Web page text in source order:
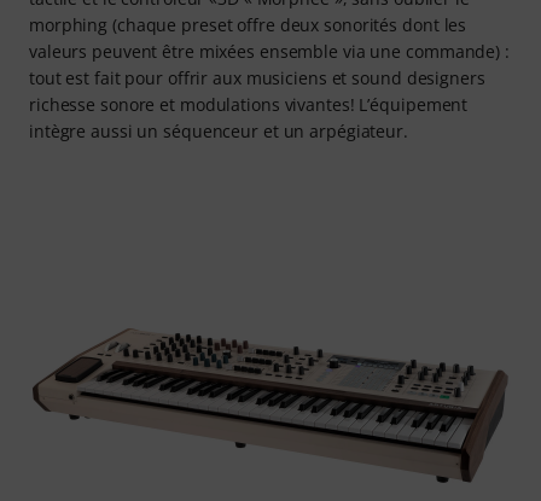
morphing (chaque preset offre deux sonorités dont les
valeurs peuvent être mixées ensemble via une commande) :
tout est fait pour offrir aux musiciens et sound designers
richesse sonore et modulations vivantes! L’équipement
intègre aussi un séquenceur et un arpégiateur.